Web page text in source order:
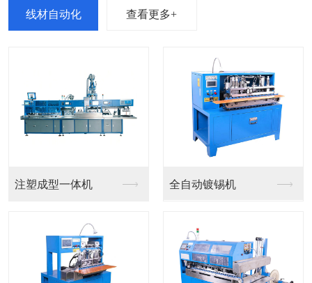
查看更多+
注塑成型一体机 全自动镀锡机